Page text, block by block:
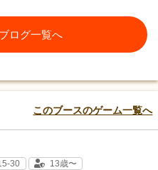
ログ一覧へ
このブースのゲーム一覧へ
30 13歳〜